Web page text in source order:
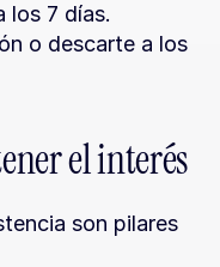
los 7 días.
o descarte a los
el interés
son pilares